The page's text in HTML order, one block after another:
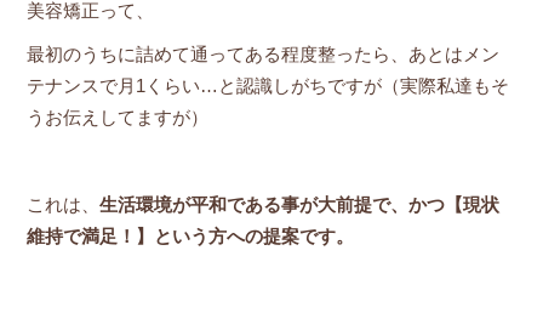
美容矯正って、
最初のうちに詰めて通ってある程度整ったら、あとはメン
テナンスで月1くらい…と認識しがちですが（実際私達もそ
うお伝えしてますが）
これは、 生活環境が平和である事が大前提で、かつ【現状
維持で満足！】という方への提案です。